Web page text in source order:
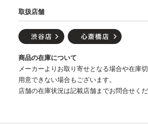
取扱店舗
商品の在庫について
メーカーよりお取り寄せとなる場合や在庫
用意できない場合もございます。
店舗の在庫状況は記載店舗までお問合せくだ